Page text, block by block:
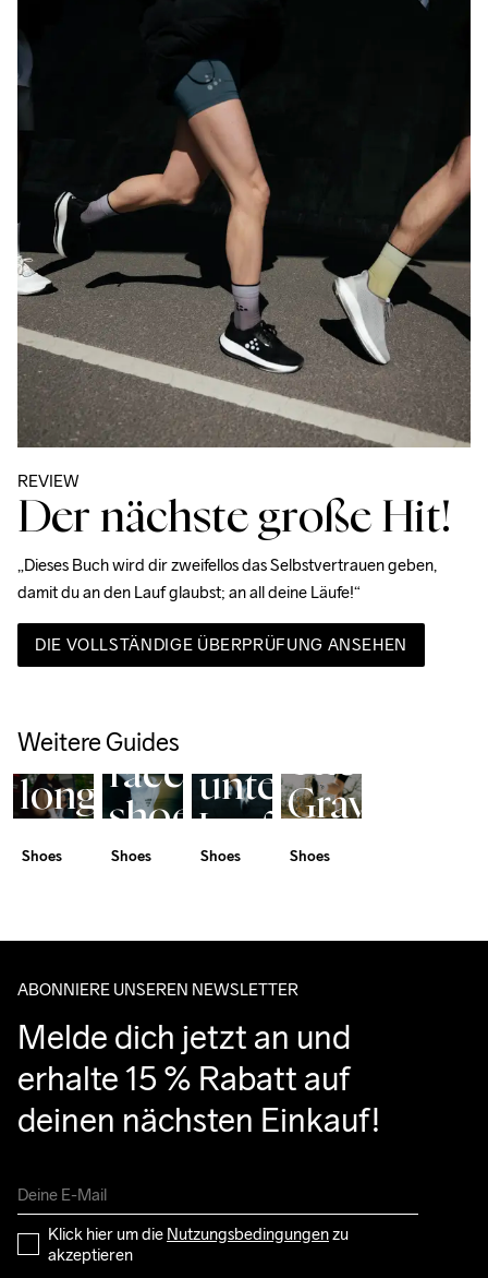
REVIEW
Der nächste große Hit!
„Dieses Buch wird dir zweifellos das Selbstvertrauen geben,
damit du an den Lauf glaubst; an all deine Läufe!“
DIE VOLLSTÄNDIGE ÜBERPRÜFUNG ANSEHEN
Weitere Guides
Your
long
Shoes
The
race
shoe
for
Shoes
Shoe
unterschiedliche
Laufschuhe
sinnvoll
Shoes
The
Gravel
Pack
Shoes
ABONNIERE UNSEREN NEWSLETTER
Melde dich jetzt an und
erhalte 15 % Rabatt auf
deinen nächsten Einkauf!
Klick hier um die Nutzungsbedingungen zu
akzeptieren